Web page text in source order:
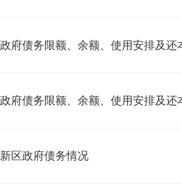
府债务限额、余额、使用安排及还
府债务限额、余额、使用安排及还
区政府债务情况